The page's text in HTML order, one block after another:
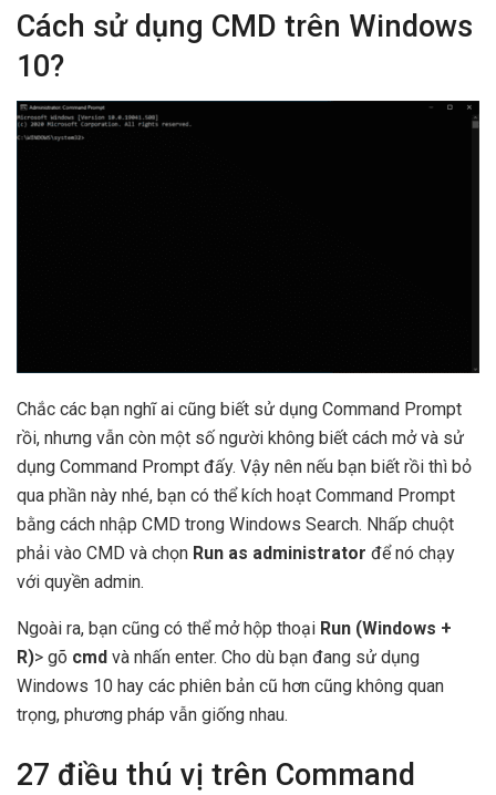
Cách sử dụng CMD trên Windows
10?
Chắc các bạn nghĩ ai cũng biết sử dụng Command Prompt
rồi, nhưng vẫn còn một số người không biết cách mở và sử
dụng Command Prompt đấy. Vậy nên nếu bạn biết rồi thì bỏ
qua phần này nhé, bạn có thể kích hoạt Command Prompt
bằng cách nhập CMD trong Windows Search. Nhấp chuột
phải vào CMD và chọn Run as administrator để nó chạy
với quyền admin.
Ngoài ra, bạn cũng có thể mở hộp thoại Run (Windows +
R)> gõ cmd và nhấn enter. Cho dù bạn đang sử dụng
Windows 10 hay các phiên bản cũ hơn cũng không quan
trọng, phương pháp vẫn giống nhau.
27 điều thú vị trên Command